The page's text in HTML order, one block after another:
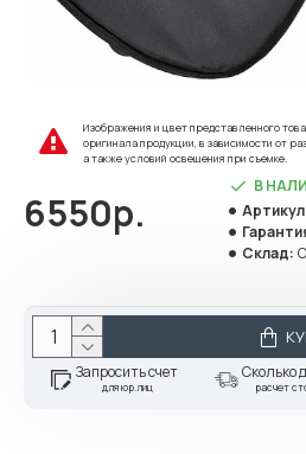
Изображения и цвет представленного
оригинала продукции, в зависимости от
а также условий освещения при съемке.
6550р.
В
Склад:
Запросить счет
для юр.лиц
Сколько
расчет